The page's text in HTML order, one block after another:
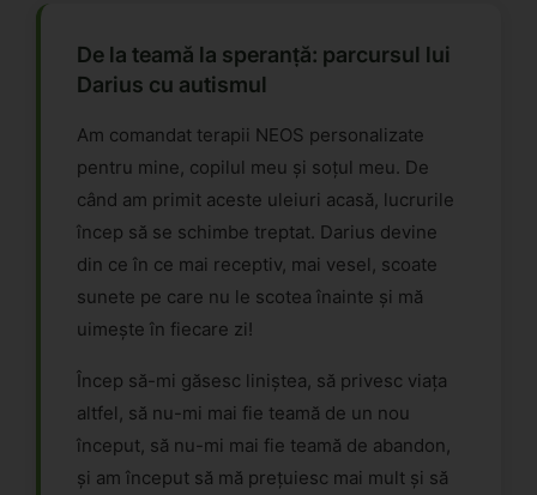
De la teamă la speranță: parcursul lui
Darius cu autismul
Am comandat terapii NEOS personalizate
pentru mine, copilul meu și soțul meu. De
când am primit aceste uleiuri acasă, lucrurile
încep să se schimbe treptat. Darius devine
din ce în ce mai receptiv, mai vesel, scoate
sunete pe care nu le scotea înainte și mă
uimește în fiecare zi!
Încep să-mi găsesc liniștea, să privesc viața
altfel, să nu-mi mai fie teamă de un nou
început, să nu-mi mai fie teamă de abandon,
și am început să mă prețuiesc mai mult și să